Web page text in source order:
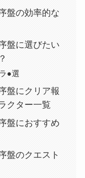
盤の効率的な
盤に選びたい
●選
盤にクリア報
クター一覧
盤におすすめ
盤のクエスト